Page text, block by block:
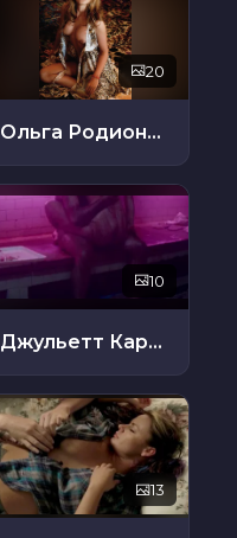
20
Ольга Родионова
10
Джульетт Кардински
13